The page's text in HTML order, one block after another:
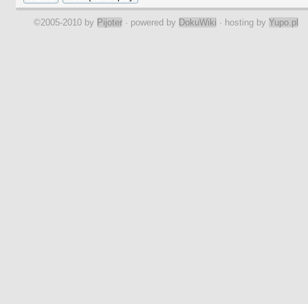
11.7.1920
©2005-2010 by Pijoter · powered by DokuWiki · hosting by Yupo.pl